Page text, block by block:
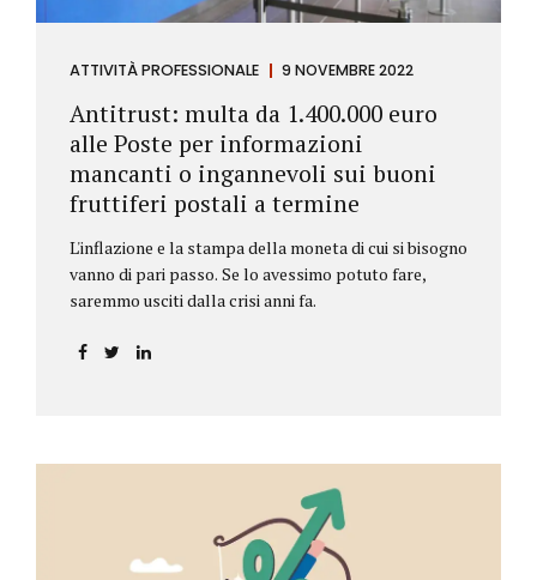
ATTIVITÀ PROFESSIONALE 9 NOVEMBRE 2022
Antitrust: multa da 1.400.000 euro
alle Poste per informazioni
mancanti o ingannevoli sui buoni
fruttiferi postali a termine
L'inflazione e la stampa della moneta di cui si bisogno
vanno di pari passo. Se lo avessimo potuto fare,
saremmo usciti dalla crisi anni fa.